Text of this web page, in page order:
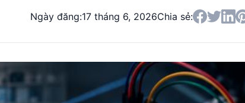
Ngày đăng:17 tháng 6, 2026Chia sẻ: